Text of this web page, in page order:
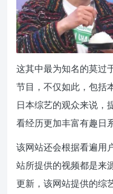
这其中最为知名的莫过
节目，不仅如此，包括
日本综艺的观众来说，
看经历更加丰富有趣日
该网站还会根据看遍用
站所提供的视频都是来
更新，该网站提供的综